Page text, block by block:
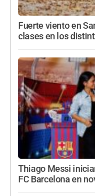
Fuerte viento en
clases en los
Thiago Messi
FC Barcelona en